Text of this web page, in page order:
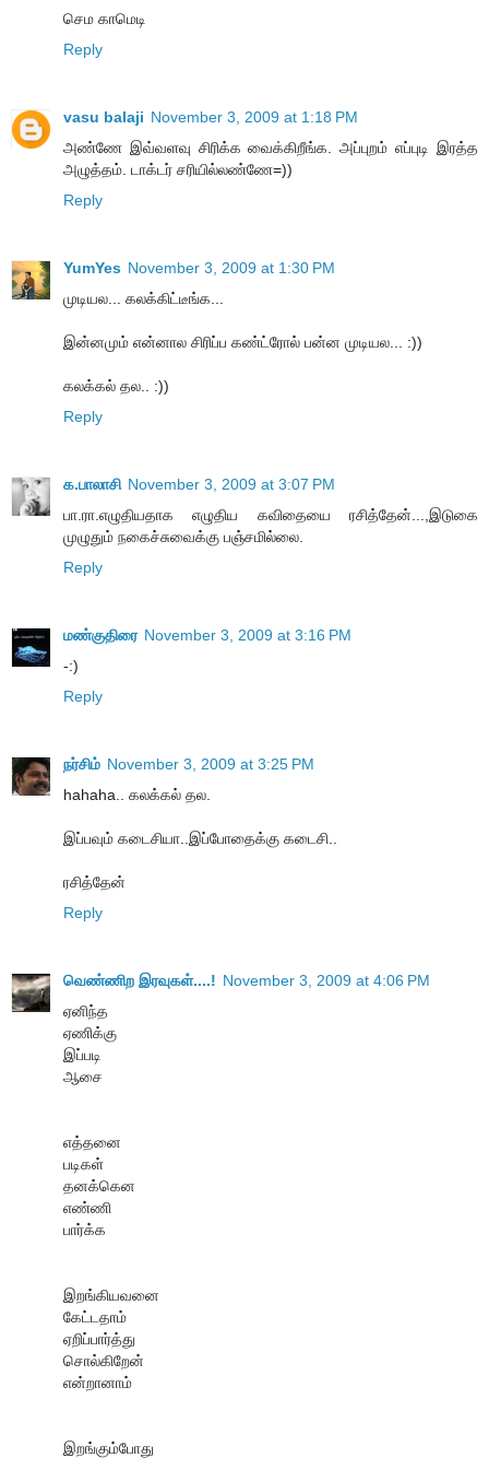
செம காமெடி
Reply
vasu balaji November 3, 2009 at 1:18 PM
அண்ணே இவ்வளவு சிரிக்க வைக்கிறீங்க. அப்புறம் எப்புடி இரத்த
அழுத்தம். டாக்டர் சரியில்லண்ணே=))
Reply
YumYes November 3, 2009 at 1:30 PM
முடியல... கலக்கிட்டீங்க...
இன்னமும் என்னால சிரிப்ப கண்ட்ரோல் பன்ன முடியல... :))
கலக்கல் தல.. :))
Reply
க.பாலாசி November 3, 2009 at 3:07 PM
பா.ரா.எழுதியதாக எழுதிய கவிதையை ரசித்தேன்...,இடுகை
முழுதும் நகைச்சுவைக்கு பஞ்சமில்லை.
Reply
மண்குதிரை November 3, 2009 at 3:16 PM
-:)
Reply
நர்சிம் November 3, 2009 at 3:25 PM
hahaha.. கலக்கல் தல.
இப்பவும் கடைசியா..இப்போதைக்கு கடைசி..
ரசித்தேன்
Reply
வெண்ணிற இரவுகள்....! November 3, 2009 at 4:06 PM
ஏனிந்த
ஏணிக்கு
இப்படி
ஆசை
எத்தனை
படிகள்
தனக்கென
எண்ணி
பார்க்க
இறங்கியவனை
கேட்டதாம்
ஏறிப்பார்த்து
சொல்கிறேன்
என்றானாம்
இறங்கும்போது